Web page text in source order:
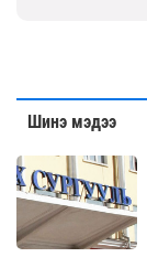
Шинэ мэдээ